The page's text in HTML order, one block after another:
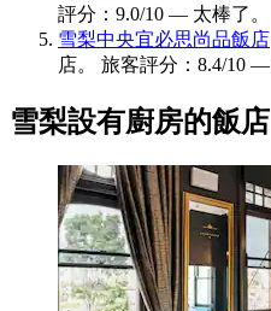
評分：9.0/10 — 太棒了。
雪梨中央宜必思尚品飯店
店。 旅客評分：8.4/10 —
雪梨設有廚房的飯店